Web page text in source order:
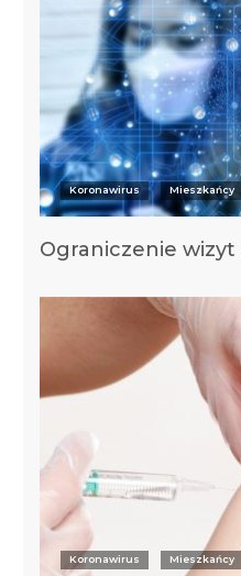
Koronawirus Mieszkańcy
Ograniczenie
Koronawirus Mieszkańcy